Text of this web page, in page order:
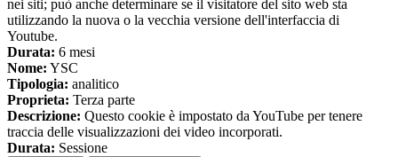
nei siti; può anche determinare se il visitatore del sito web sta
utilizzando la nuova o la vecchia versione dell'interfaccia di
Youtube.
Durata: 6 mesi
Nome: YSC
Tipologia: analitico
Proprieta: Terza parte
Descrizione: Questo cookie è impostato da YouTube per tenere
traccia delle visualizzazioni dei video incorporati.
Durata: Sessione